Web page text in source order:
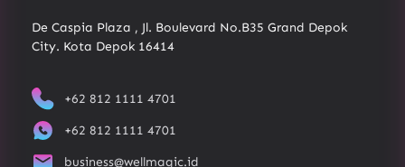
De Caspia Plaza , Jl. Boulevard No.B35 Grand Depok
City. Kota Depok 16414
+62 812 1111 4701
+62 812 1111 4701
business@wellmagic.id